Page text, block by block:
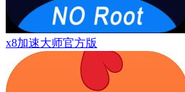
x8加速大师官方版